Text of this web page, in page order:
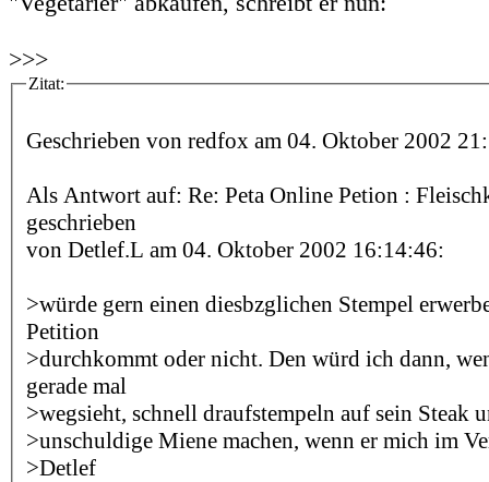
>>>
Zitat:
Geschrieben von redfox am 04. Oktober 2002
Als Antwort auf: Re: Peta Online Petion :
geschrieben
von Detlef.L am 04. Oktober 2002 16:14:46:
>würde gern einen diesbzglichen Stempel
Petition
>durchkommt oder nicht. Den würd ich dann,
gerade mal
>wegsieht, schnell draufstempeln auf sein Steak
>unschuldige Miene machen, wenn er mich im
>Detlef